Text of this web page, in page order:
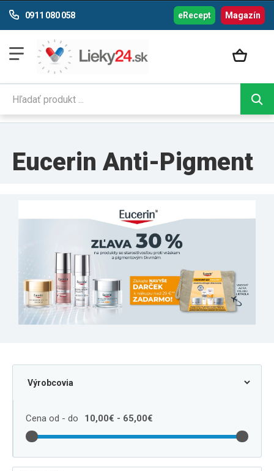
Magazín
0911 080 058 eRecept
Eucerin Anti-Pigment
Cena od - do 10,00€ - 65,00€